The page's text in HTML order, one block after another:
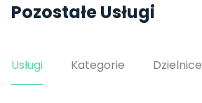
Pozostałe Usługi
Usługi Kategorie Dzielnice